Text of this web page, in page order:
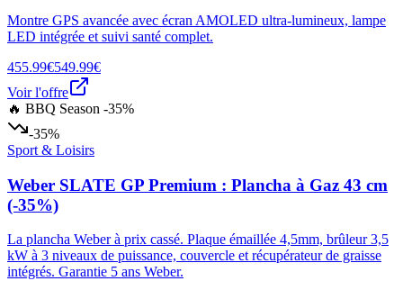
Montre GPS avancée avec écran AMOLED ultra-lumineux, lampe
LED intégrée et suivi santé complet.
455.99€549.99€
Voir l'offre
🔥 BBQ Season -35%
-35%
Sport & Loisirs
Weber SLATE GP Premium : Plancha à Gaz 43 cm
(-35%)
La plancha Weber à prix cassé. Plaque émaillée 4,5mm, brûleur 3,5
kW à 3 niveaux de puissance, couvercle et récupérateur de graisse
intégrés. Garantie 5 ans Weber.